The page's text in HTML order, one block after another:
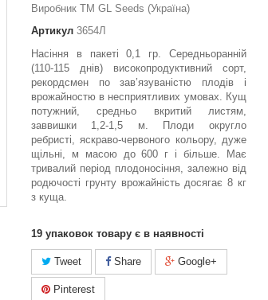
Виробник ТМ GL Seeds (Україна)
Артикул 3654Л
Насіння в пакеті 0,1 гр. Середньоранній
(110-115 днів) високопродуктивний сорт,
рекордсмен по зав’язуваністю плодів і
врожайностю в несприятливих умовах. Кущ
потужний, средньо вкритий листям,
заввишки 1,2-1,5 м. Плоди округло
ребристі, яскраво-червоного кольору, дуже
щільні, м масою до 600 г і більше. Має
тривалий період плодоносіння, залежно від
родючості грунту врожайність досягає 8 кг
з куща.
19 упаковок товару є в наявності
Tweet Share Google+
Pinterest